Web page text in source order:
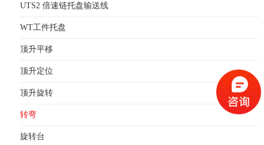
UTS2 倍速链托盘输送线
WT工件托盘
顶升平移
顶升定位
顶升旋转
转弯
旋转台